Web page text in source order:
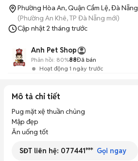
Phường Hòa An, Quận Cẩm Lệ, Đà Nẵng
(Phường An Khê, TP Đà Nẵng mới)
Cập nhật 2 tháng trước
Anh Pet Shop
Hoạt động 1 ngày trước
Phản hồi: 80%88Đã bán
Mô tả chi tiết
Pug mặt xệ thuần chủng
Mập đẹp
Ăn uống tốt
SĐT liên hệ: 077441*** Gọi ngay